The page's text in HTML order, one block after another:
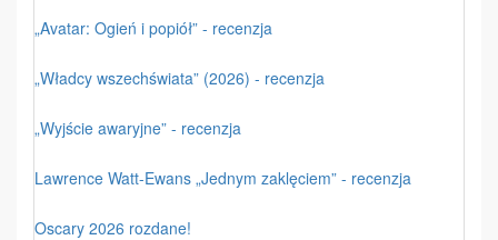
„Avatar: Ogień i popiół” - recenzja
„Władcy wszechświata” (2026) - recenzja
„Wyjście awaryjne” - recenzja
Lawrence Watt-Ewans „Jednym zaklęciem” - recenzja
Oscary 2026 rozdane!